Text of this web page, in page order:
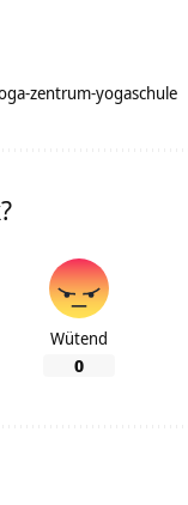
zentrum-yogaschule
Wütend
0